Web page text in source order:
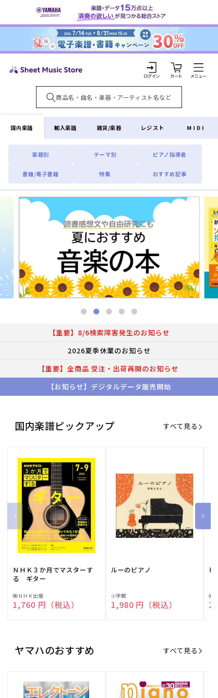
ンツに
ロ
グ
イ
ン
カ
ー
ト
国内楽譜
楽器別 テーマ別 ピアノ指導者
書籍/電子書籍 特集 おすすめ記事
輸入楽譜 雑貨/楽器 レジスト MIDI
【重要】8/6検索障害発生のお知らせ
2026夏季休業のお知らせ
【重要】全商品 受注・出荷再開のお知らせ
【お知らせ】デジタルデータ販売開始
国内楽譜ピックアップ すべて見る
ＮＨＫ３か月でマスターす
る ギター
販
売
㈱ＮＨＫ出版
通常価格
1,760 円（税込）
ルーのピアノ
販
売
小学館
通常価格
1,980 円（税込）
ピ
販
売
㈱
ヤマハのおすすめ すべて見る